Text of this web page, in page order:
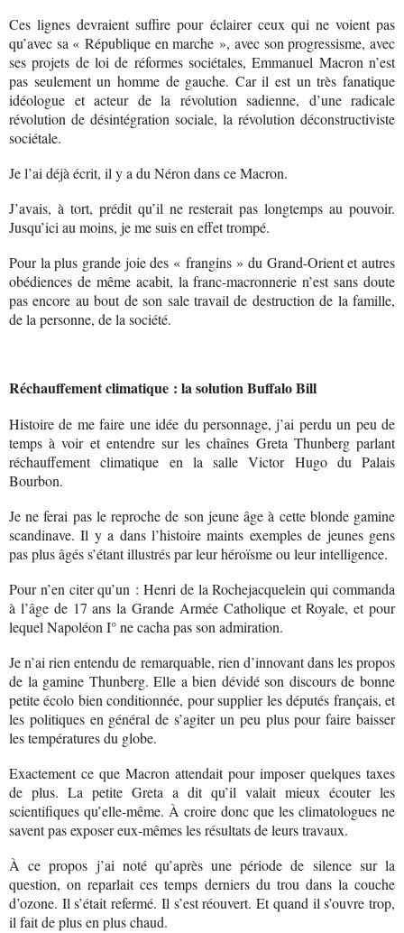
Ces lignes devraient suffire pour éclairer ceux qui ne voient pas
qu’avec sa « République en marche », avec son progressisme, avec
ses projets de loi de réformes sociétales, Emmanuel Macron n’est
pas seulement un homme de gauche. Car il est un très fanatique
idéologue et acteur de la révolution sadienne, d’une radicale
révolution de désintégration sociale, la révolution déconstructiviste
sociétale.
Je l’ai déjà écrit, il y a du Néron dans ce Macron.
J’avais, à tort, prédit qu’il ne resterait pas longtemps au pouvoir.
Jusqu’ici au moins, je me suis en effet trompé.
Pour la plus grande joie des « frangins » du Grand-Orient et autres
obédiences de même acabit, la franc-macronnerie n’est sans doute
pas encore au bout de son sale travail de destruction de la famille,
de la personne, de la société.
Réchauffement climatique : la solution Buffalo Bill
Histoire de me faire une idée du personnage, j’ai perdu un peu de
temps à voir et entendre sur les chaînes Greta Thunberg parlant
réchauffement climatique en la salle Victor Hugo du Palais
Bourbon.
Je ne ferai pas le reproche de son jeune âge à cette blonde gamine
scandinave. Il y a dans l’histoire maints exemples de jeunes gens
pas plus âgés s’étant illustrés par leur héroïsme ou leur intelligence.
Pour n’en citer qu’un : Henri de la Rochejacquelein qui commanda
à l’âge de 17 ans la Grande Armée Catholique et Royale, et pour
lequel Napoléon I° ne cacha pas son admiration.
Je n’ai rien entendu de remarquable, rien d’innovant dans les propos
de la gamine Thunberg. Elle a bien dévidé son discours de bonne
petite écolo bien conditionnée, pour supplier les députés français, et
les politiques en général de s’agiter un peu plus pour faire baisser
les températures du globe.
Exactement ce que Macron attendait pour imposer quelques taxes
de plus. La petite Greta a dit qu’il valait mieux écouter les
scientifiques qu’elle-même. À croire donc que les climatologues ne
savent pas exposer eux-mêmes les résultats de leurs travaux.
À ce propos j’ai noté qu’après une période de silence sur la
question, on reparlait ces temps derniers du trou dans la couche
d’ozone. Il s’était refermé. Il s’est réouvert. Et quand il s’ouvre trop,
il fait de plus en plus chaud.